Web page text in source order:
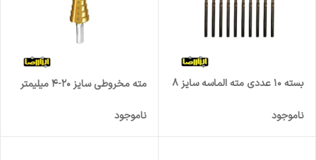
بسته 10 عددی مته الماسه سایز 8
ناموجود
مته مخروطی سایز 20-4 میلیمتر
ناموجود